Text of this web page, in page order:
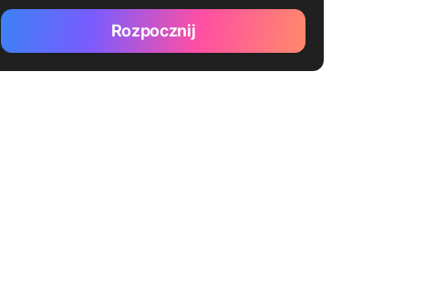
Rozpocznij